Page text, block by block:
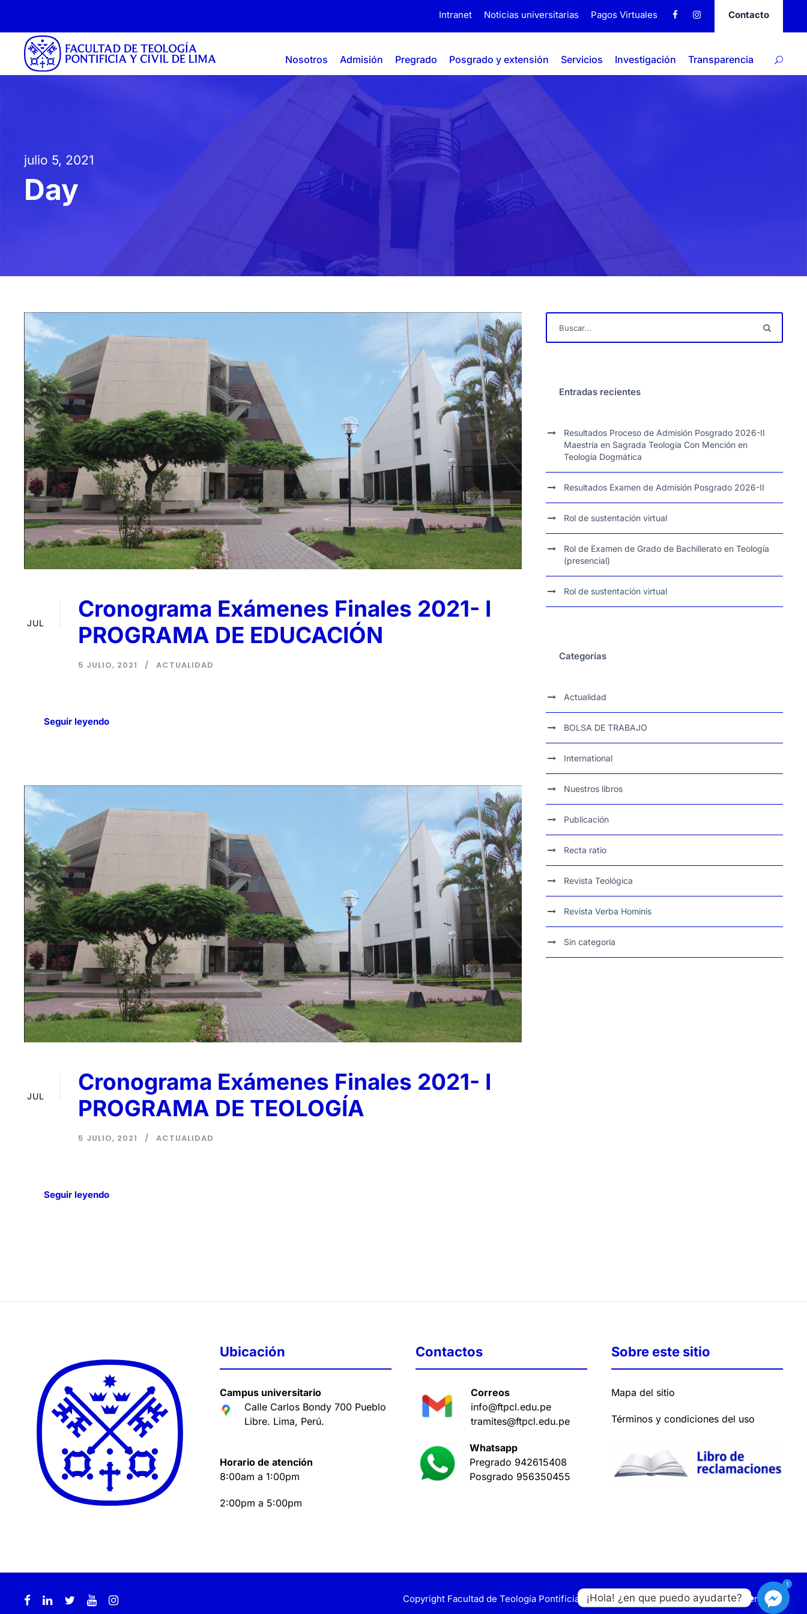
Intranet Noticias universitarias Pagos Virtuales Contacto
Nosotros Admisión Pregrado Posgrado y extensión Servicios Investigación Transparencia
julio 5, 2021
Day
JUL
Cronograma Exámenes Finales 2021- I
PROGRAMA DE EDUCACIÓN
5 JULIO, 2021 ACTUALIDAD
Seguir leyendo
JUL
Cronograma Exámenes Finales 2021- I
PROGRAMA DE TEOLOGÍA
5 JULIO, 2021 ACTUALIDAD
Seguir leyendo
Entradas recientes
Resultados Proceso de Admisión Posgrado 2026-II
Maestría en Sagrada Teología Con Mención en
Teología Dogmática
Resultados Examen de Admisión Posgrado 2026-II
Rol de sustentación virtual
Rol de Examen de Grado de Bachillerato en Teología
(presencial)
Rol de sustentación virtual
Categorías
Actualidad
BOLSA DE TRABAJO
International
Nuestros libros
Publicación
Recta ratio
Revista Teológica
Revista Verba Hominis
Sin categoría
Ubicación
Campus universitario
Calle Carlos Bondy 700 Pueblo
Libre. Lima, Perú.
Horario de atención
8:00am a 1:00pm
2:00pm a 5:00pm
Contactos
Correos
info@ftpcl.edu.pe
tramites@ftpcl.edu.pe
Whatsapp
Pregrado 942615408
Posgrado 956350455
Sobre este sitio
Mapa del sitio
Términos y condiciones del uso
Copyright Facultad de Teología Pontificia y Civil de Lima. Todos los derechos reservados
1
¡Hola! ¿en que puedo ayudarte?